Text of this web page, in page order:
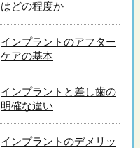
はどの程度か
インプラントのアフター
ケアの基本
インプラントと差し歯の
明確な違い
インプラントのデメリッ